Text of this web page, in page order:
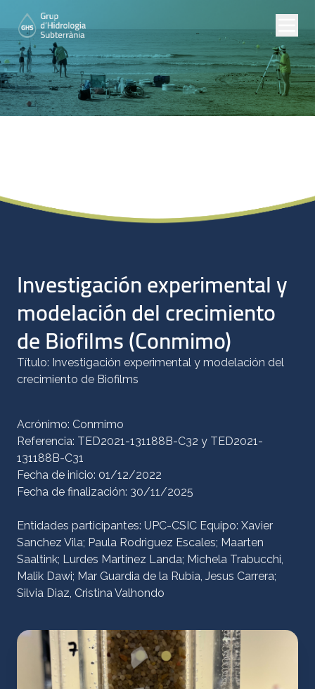
Investigación experimental y
modelación del crecimiento
de Biofilms (Conmimo)
Título: Investigación experimental y modelación del
crecimiento de Biofilms
Acrónimo: Conmimo
Referencia: TED2021-131188B-C32 y TED2021-
131188B-C31
Fecha de inicio: 01/12/2022
Fecha de finalización: 30/11/2025
Entidades participantes: UPC-CSIC Equipo: Xavier
Sanchez Vila; Paula Rodriguez Escales; Maarten
Saaltink; Lurdes Martinez Landa; Michela Trabucchi,
Malik Dawi; Mar Guardia de la Rubia, Jesus Carrera;
Silvia Diaz, Cristina Valhondo